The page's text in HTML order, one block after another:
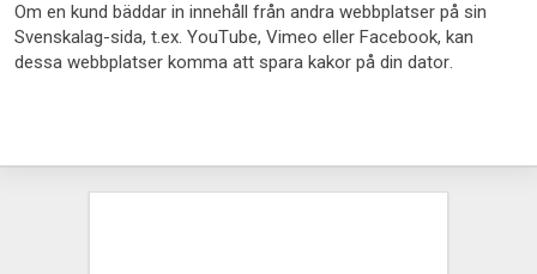
Om en kund bäddar in innehåll från andra webbplatser på sin
Svenskalag-sida, t.ex. YouTube, Vimeo eller Facebook, kan
dessa webbplatser komma att spara kakor på din dator.